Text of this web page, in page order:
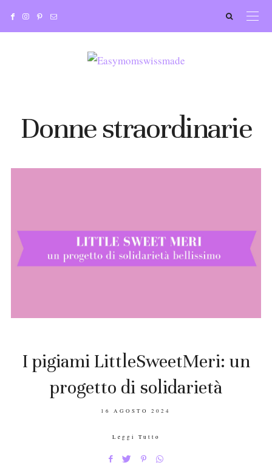
Donne straordinarie
I pigiami LittleSweetMeri: un
progetto di solidarietà
POSTED
16 AGOSTO 2024
Leggi Tutto